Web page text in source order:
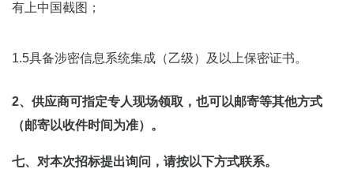
有上中国截图；
1.5具备涉密信息系统集成（乙级）及以上保密证书。
2、供应商可指定专人现场领取，也可以邮寄等其他方式
（邮寄以收件时间为准）。
七、对本次招标提出询问，请按以下方式联系。